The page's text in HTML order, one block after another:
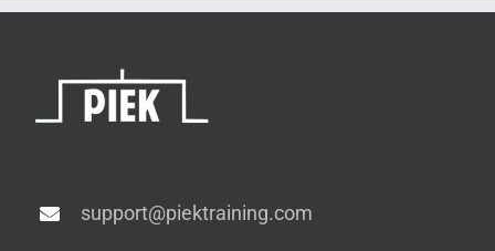
support@piektraining.com